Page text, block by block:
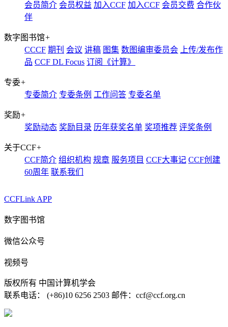
会员简介 会员权益 加入CCF 加入CCF 会员交费 合作伙
伴
数字图书馆+
CCCF 期刊 会议 讲稿 图集 数图编审委员会
上传/发布作
品 CCF DL Focus 订阅《计算》
专委+
专委简介 专委条例 工作问答 专委名单
奖励+
奖励动态 奖励目录 历年获奖名单 奖项推荐 评奖条例
关于CCF+
CCF简介 组织机构 规章 服务项目 CCF大事记 CCF创建
60周年 联系我们
CCFLink APP
数字图书馆
微信公众号
视频号
版权所有 中国计算机学会
联系电话： (+86)10 6256 2503 邮件：ccf@ccf.org.cn